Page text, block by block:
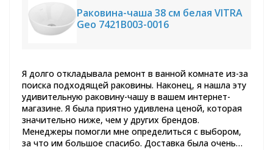
Раковина-чаша 38 см белая VITRA
Geo 7421B003-0016
Я долго откладывала ремонт в ванной комнате из-за
поиска подходящей раковины. Наконец, я нашла эту
удивительную раковину-чашу в вашем интернет-
магазине. Я была приятно удивлена ценой, которая
значительно ниже, чем у других брендов.
Менеджеры помогли мне определиться с выбором,
за что им большое спасибо. Доставка была очень